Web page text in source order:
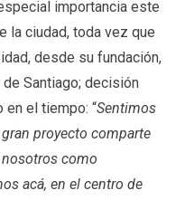
importancia este
la ciudad, toda vez que
desde su fundación,
Santiago; decisión
en el tiempo: “Sentimos
proyecto comparte
como
acá, en el centro de